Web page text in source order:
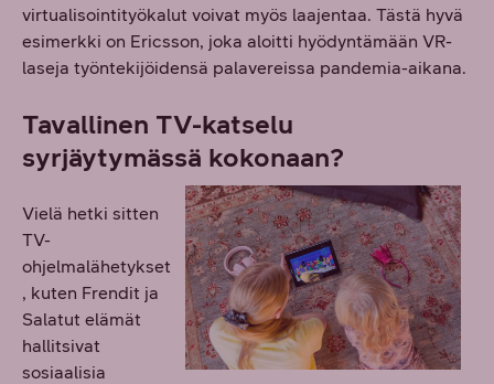
virtualisointityökalut voivat myös laajentaa. Tästä hyvä
esimerkki on Ericsson, joka aloitti hyödyntämään VR-
laseja työntekijöidensä palavereissa pandemia-aikana.
Tavallinen TV-katselu
syrjäytymässä kokonaan?
Vielä hetki sitten
TV-
ohjelmalähetykset
, kuten Frendit ja
Salatut elämät
hallitsivat
sosiaalisia